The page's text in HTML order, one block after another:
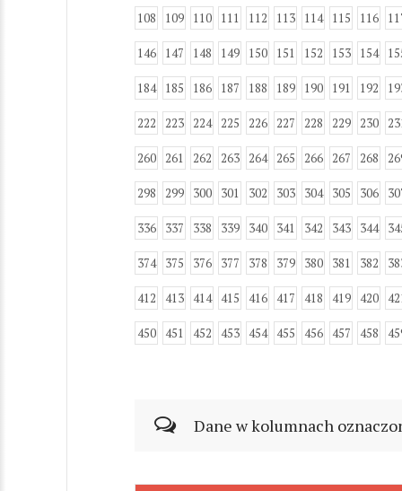
108 109 110 111 112 113 114 115 116
146 147 148 149 150 151 152 153 154
184 185 186 187 188 189 190 191 192
222 223 224 225 226 227 228 229 230
260 261 262 263 264 265 266 267 268
298 299 300 301 302 303 304 305 306
336 337 338 339 340 341 342 343 344
374 375 376 377 378 379 380 381 382
412 413 414 415 416 417 418 419 420
450 451 452 453 454 455 456 457 458
Dane w kolumnach